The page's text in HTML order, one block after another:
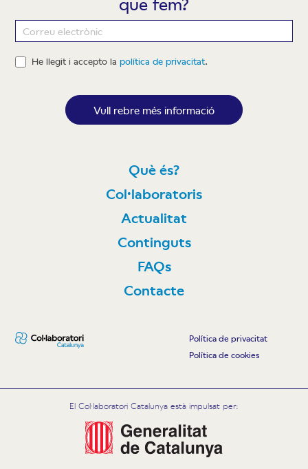
Newsletter
He llegit i accepto lapolítica de privacitat.
Vull rebre més informació
Què és?
Col·laboratoris
Actualitat
Continguts
FAQs
Contacte
Política de privacitat
Política de cookies
El Col·laboratori Catalunya està impulsat per: